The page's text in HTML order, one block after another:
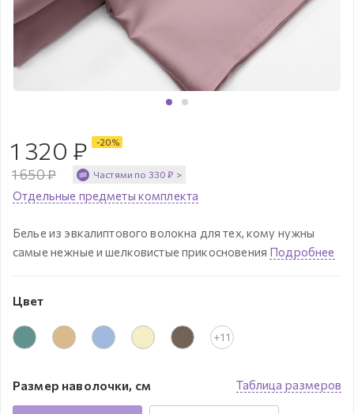
1 320 ₽
1 650₽
-20%
Частями по 330 ₽ >
Отдельные предметы комплекта
Белье из эвкалиптового волокна для тех, кому нужны
самые нежные и шелковистые прикосновения Подробнее
Цвет
+11
Таблица размеров
Размер наволочки, см